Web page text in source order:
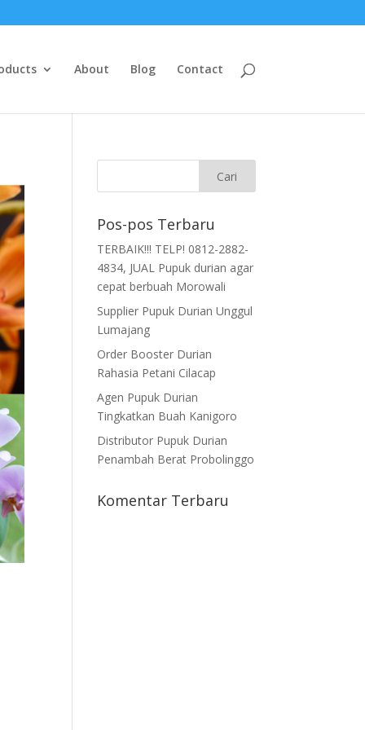
About Blog Contact
Pos-pos Terbaru
TERBAIK!!! TELP! 0812-2882-
4834, JUAL Pupuk durian agar
cepat berbuah Morowali
Supplier Pupuk Durian Unggul
Lumajang
Order Booster Durian
Rahasia Petani Cilacap
Agen Pupuk Durian
Tingkatkan Buah Kanigoro
Distributor Pupuk Durian
Penambah Berat Probolinggo
Komentar Terbaru